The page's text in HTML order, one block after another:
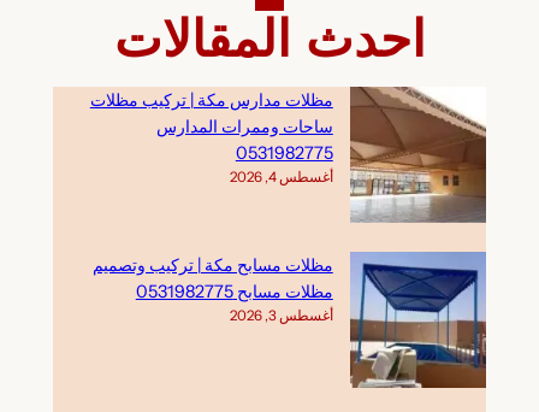
احدث المقالات
مظلات مدارس مكة | تركيب مظلات
ساحات وممرات المدارس
0531982775
أغسطس 4, 2026
مظلات مسابح مكة | تركيب وتصميم
مظلات مسابح 0531982775
أغسطس 3, 2026